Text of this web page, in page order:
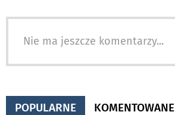
Nie ma jeszcze komentarzy...
POPULARNE KOMENTOWANE